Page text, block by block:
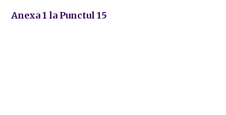
Anexa 1 la Punctul 15